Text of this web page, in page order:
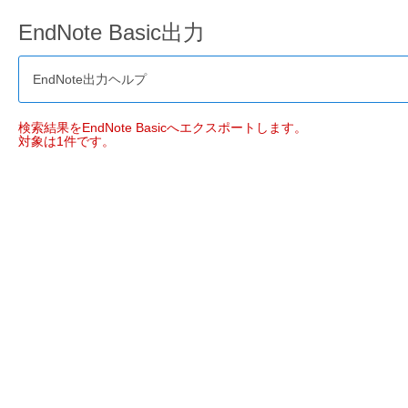
EndNote Basic出力
EndNote出力ヘルプ
検索結果をEndNote Basicへエクスポートします。
対象は1件です。